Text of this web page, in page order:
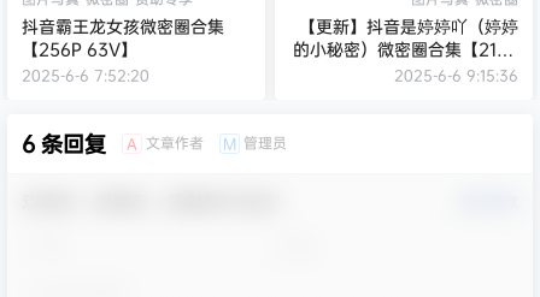
抖音霸王龙女孩微密圈合集
【256P 63V】
2025-6-6 7:52:20
【更新】抖音是婷婷吖（婷婷
的小秘密）微密圈合集【216P
6V】
2025-6-6 9:15:36
6 条回复 A 文章作者 M 管理员